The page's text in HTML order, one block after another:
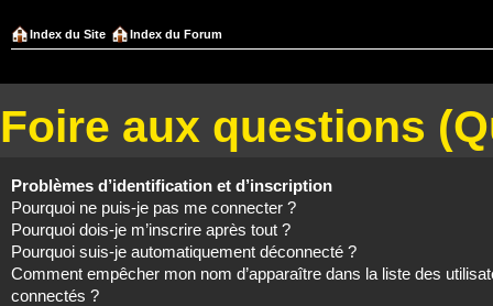
Index du Site Index du Forum
Foire aux questions
Problèmes d’identification et d’inscription
Pourquoi ne puis-je pas me connecter ?
Pourquoi dois-je m’inscrire après tout ?
Pourquoi suis-je automatiquement déconnecté ?
Comment empêcher mon nom d’apparaître dans la liste des
connectés ?